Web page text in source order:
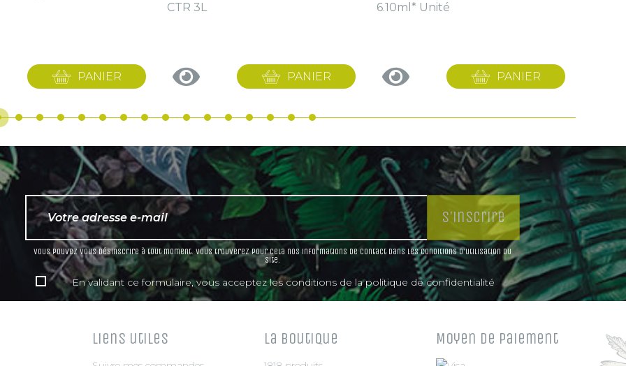
PANIER
CTR 3L
PANIER
6.10ml* Unité
PANIER
Vous pouvez vous désinscrire à tout moment. Vous trouverez pour cela nos informations de contact dans les conditions d'utilisation du
site.
En validant ce formulaire, vous acceptez les conditions de la politique de confidentialité
Liens utiles La boutique Moyen de paiement